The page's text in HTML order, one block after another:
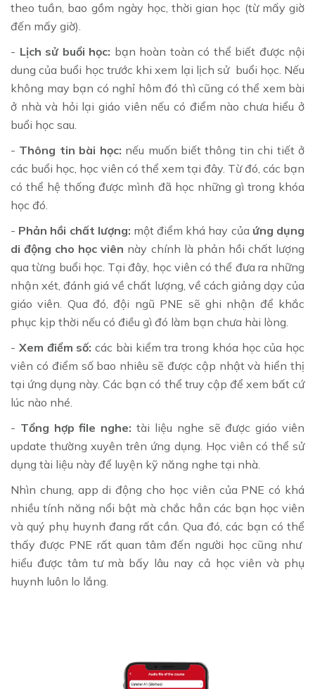
theo tuần, bao gồm ngày học, thời gian học (từ mấy giờ
đến mấy giờ).
- Lịch sử buổi học: bạn hoàn toàn có thể biết được nội
dung của buổi học trước khi xem lại lịch sử buổi học. Nếu
không may bạn có nghỉ hôm đó thì cũng có thể xem bài
ở nhà và hỏi lại giáo viên nếu có điểm nào chưa hiểu ở
buổi học sau.
- Thông tin bài học: nếu muốn biết thông tin chi tiết ở
các buổi học, học viên có thể xem tại đây. Từ đó, các bạn
có thể hệ thống được mình đã học những gì trong khóa
học đó.
- Phản hồi chất lượng: một điểm khá hay của ứng dụng
di động cho học viên này chính là phản hồi chất lượng
qua từng buổi học. Tại đây, học viên có thể đưa ra những
nhận xét, đánh giá về chất lượng, về cách giảng dạy của
giáo viên. Qua đó, đội ngũ PNE sẽ ghi nhận để khắc
phục kịp thời nếu có điều gì đó làm bạn chưa hài lòng.
- Xem điểm số: các bài kiểm tra trong khóa học của học
viên có điểm số bao nhiêu sẽ được cập nhật và hiển thị
tại ứng dụng này. Các bạn có thể truy cập để xem bất cứ
lúc nào nhé.
- Tổng hợp file nghe: tài liệu nghe sẽ được giáo viên
update thường xuyên trên ứng dụng. Học viên có thể sử
dụng tài liệu này để luyện kỹ năng nghe tại nhà.
Nhìn chung, app di động cho học viên của PNE có khá
nhiều tính năng nổi bật mà chắc hẳn các bạn học viên
và quý phụ huynh đang rất cần. Qua đó, các bạn có thể
thấy được PNE rất quan tâm đến người học cũng như
hiểu được tâm tư mà bấy lâu nay cả học viên và phụ
huynh luôn lo lắng.